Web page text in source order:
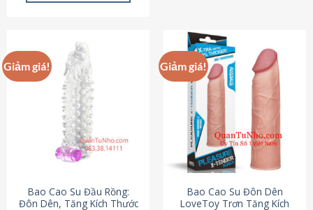
có
nhiều
biến
thể.
Các
tùy
chọn
có
chọn
Giảm giá!
Bao Cao Su Đầu Rồng:
Đôn Dên, Tăng Kích Thước
Giảm giá!
Bao Cao Su Đôn Dên
LoveToy Trơn Tăng Kích